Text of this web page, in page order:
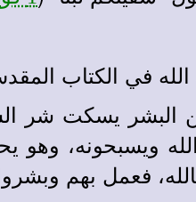
في الكتاب
البشر يسكت شر
ويسبحونه،
فعمل بهم